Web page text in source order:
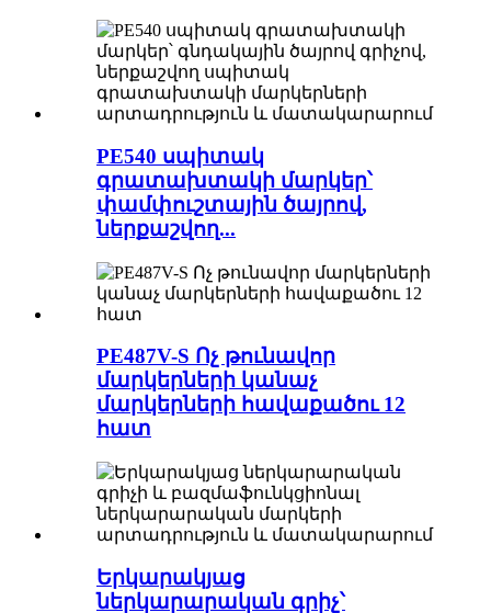
PE540 սպիտակ
գրատախտակի մարկեր՝
փամփուշտային ծայրով,
ներքաշվող...
PE487V-S Ոչ թունավոր
մարկերների կանաչ
մարկերների հավաքածու 12
հատ
Երկարակյաց
ներկարարական գրիչ՝